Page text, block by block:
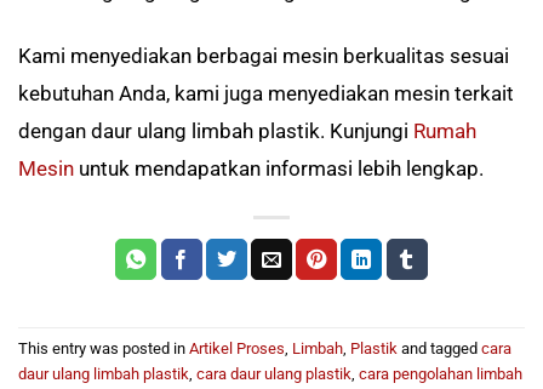
Kami menyediakan berbagai mesin berkualitas sesuai
kebutuhan Anda, kami juga menyediakan mesin terkait
dengan daur ulang limbah plastik. Kunjungi Rumah
Mesin untuk mendapatkan informasi lebih lengkap.
This entry was posted in Artikel Proses, Limbah, Plastik and tagged cara
daur ulang limbah plastik, cara daur ulang plastik, cara pengolahan limbah